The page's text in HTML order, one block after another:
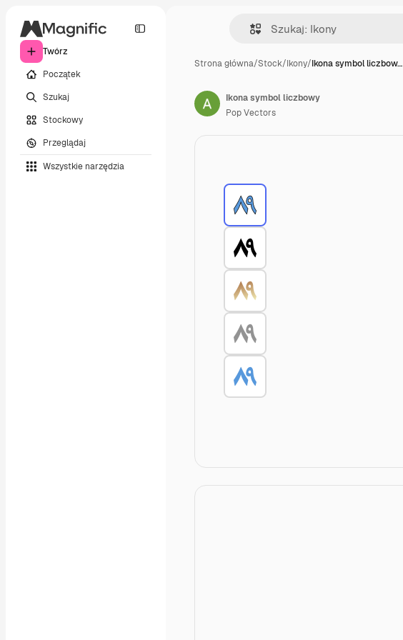
Twórz
Początek
Szukaj
Stockowy
Przeglądaj
Wszystkie narzędzia
Strona główna/Stock/Ikony/Ikona symbol liczbow…
Ikona symbol liczbowy
Pop Vectors